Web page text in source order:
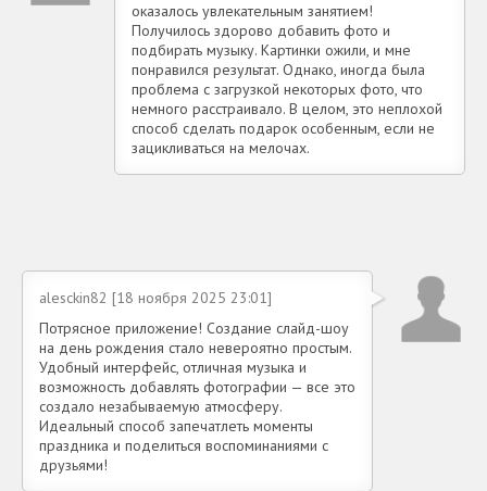
оказалось увлекательным занятием!
Получилось здорово добавить фото и
подбирать музыку. Картинки ожили, и мне
понравился результат. Однако, иногда была
проблема с загрузкой некоторых фото, что
немного расстраивало. В целом, это неплохой
способ сделать подарок особенным, если не
зацикливаться на мелочах.
alesckin82 [18 ноября 2025 23:01]
Потрясное приложение! Создание слайд-шоу
на день рождения стало невероятно простым.
Удобный интерфейс, отличная музыка и
возможность добавлять фотографии — все это
создало незабываемую атмосферу.
Идеальный способ запечатлеть моменты
праздника и поделиться воспоминаниями с
друзьями!